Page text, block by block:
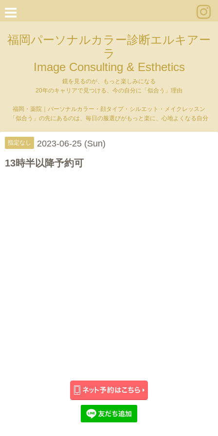
福岡パーソナルカラー診断エルキアー
ラ
Image Consulting & Esthetics
鏡を見るのが、もっと楽しみになる
20年のキャリアで見つける、今の自分に「似合う」理由
福岡・薬院｜パーソナルカラー・顔タイプ・シルエット・メイクレッスン
「似合う」の先にあるのは、毎日の服選びがもっと楽に、心地よくなる自分
指定なし 2023-06-25 (Sun)
13時半以降予約可